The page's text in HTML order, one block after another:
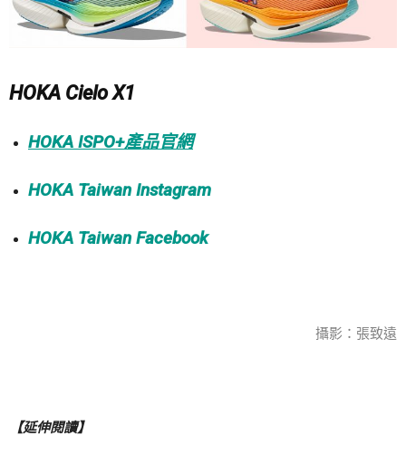
HOKA Cielo X1
HOKA ISPO+產品官網
HOKA Taiwan Instagram
HOKA Taiwan Facebook
攝影：張致遠
【延伸閱讀】